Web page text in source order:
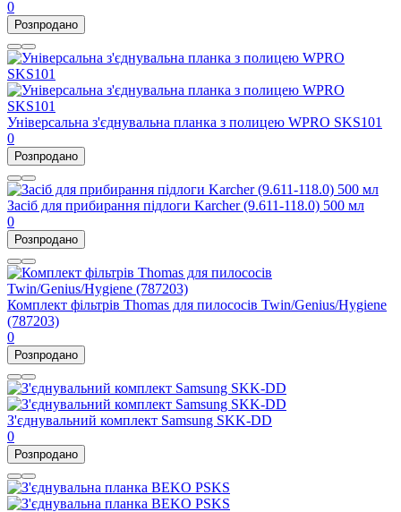
0
Розпродано
Універсальна з'єднувальна планка з полицею WPRO SKS101
0
Розпродано
Засіб для прибирання підлоги Karcher (9.611-118.0) 500 мл
0
Розпродано
Комплект фільтрів Thomas для пилососів Twin/Genius/Hygiene
(787203)
0
Розпродано
З'єднувальний комплект Samsung SKK-DD
0
Розпродано